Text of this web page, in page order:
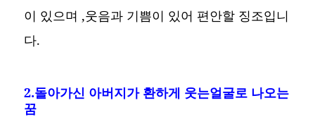
이 있으며 ,웃음과 기쁨이 있어 편안할 징조입니
다.
2.돌아가신 아버지가 환하게 웃는얼굴로 나오는
꿈